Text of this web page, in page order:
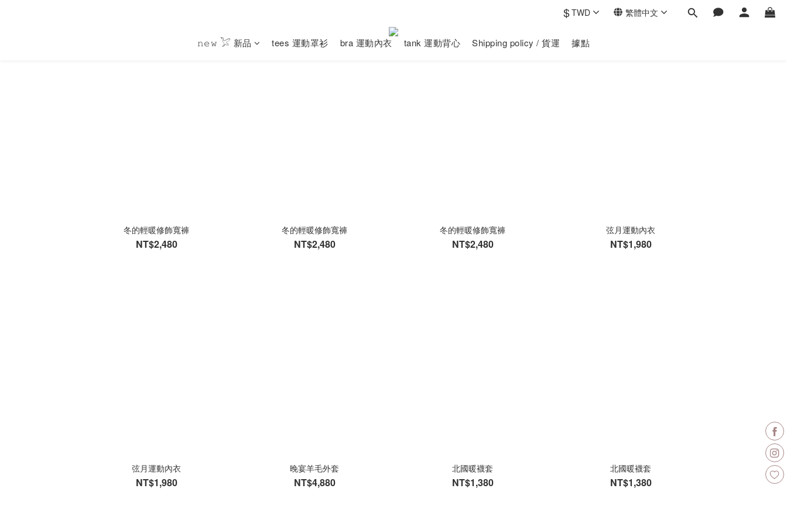
$TWD 繁體中文
𝚗𝚎𝚠 𓅯 新品 tees 運動罩衫 bra 運動內衣 tank 運動背心 Shipping policy / 貨運 據點
冬的輕暖修飾寬褲
NT$2,480
冬的輕暖修飾寬褲
NT$2,480
冬的輕暖修飾寬褲
NT$2,480
弦月運動內衣
NT$1,980
弦月運動內衣
NT$1,980
晚宴羊毛外套
NT$4,880
北國暖襪套
NT$1,380
北國暖襪套
NT$1,380